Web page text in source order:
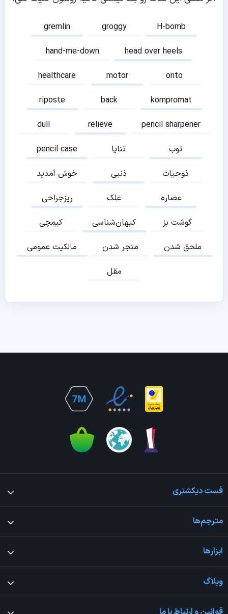
gremlin groggy
H-bomb
hand-me-down
head over heels
healthcare
motor
onto
riposte
back
kompromat
dull
relieve
pencil sharpener
pencil case
ثنایا
ثوب
خوش آمدید
ذنبی
ذوحیات
ریزجراحی
علک
عصاره
کیمچی
کیهان‌شناسی
گوشت بز
مالکیت عمومی
منجر شدن
ملحق شدن
مقل
فست دیکشنری
مترجم‌ها
ابزارها
وبلاگ